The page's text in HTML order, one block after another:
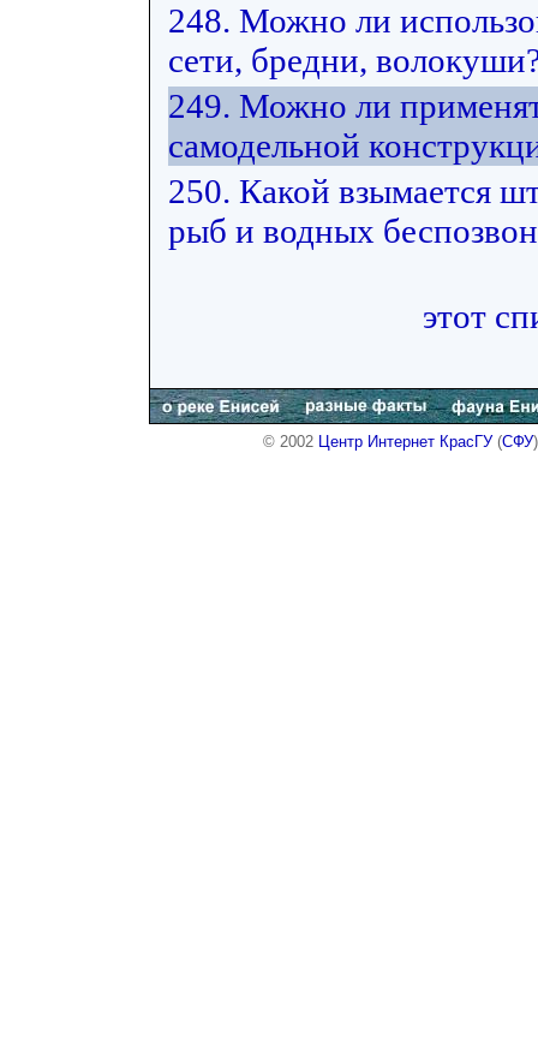
248. Можно ли
сети, бредни,
249. Можно ли
самодельной
250. Какой взымается
рыб и водных
этот
© 2002 Центр Интернет КрасГУ(СФУ